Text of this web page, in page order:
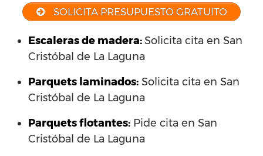
SOLICITA PRESUPUESTO GRATUITO
Escaleras de madera:Solicita cita en San
Cristóbal de La Laguna
Parquets laminados: Solicita cita en San
Cristóbal de La Laguna
Parquets flotantes: Pide cita en San
Cristóbal de La Laguna